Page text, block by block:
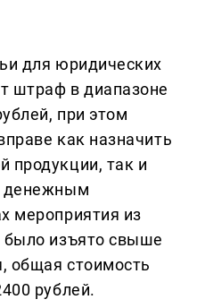
для юридических
штраф в диапазоне
при этом
как назначить
продукции, так и
денежным
мероприятия из
было изъято свыше
общая стоимость
рублей.